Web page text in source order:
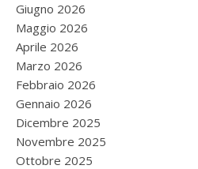
Giugno 2026
Maggio 2026
Aprile 2026
Marzo 2026
Febbraio 2026
Gennaio 2026
Dicembre 2025
Novembre 2025
Ottobre 2025